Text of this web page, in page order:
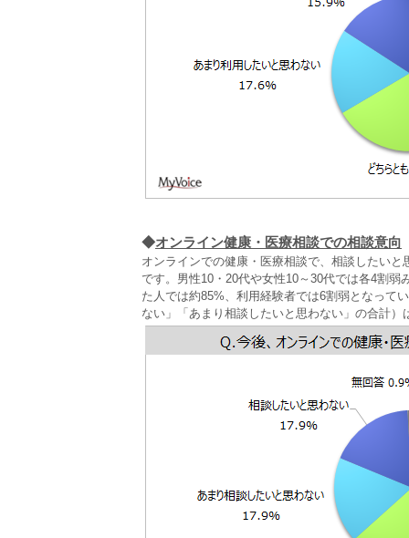
◆オンライン健康・医療相談での相談意向
オンラインでの健康・医療相談で、相談したい
です。男性10・20代や女性10～30代では各4割
た人では約85%、利用経験者では6割弱となって
ない」「あまり相談したいと思わない」の合計